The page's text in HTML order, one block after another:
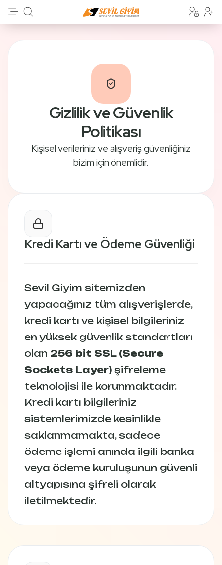
Gizlilik ve Güvenlik
Politikası
Kişisel verileriniz ve alışveriş güvenliğiniz
bizim için önemlidir.
Kredi Kartı ve Ödeme Güvenliği
Sevil Giyim sitemizden
yapacağınız tüm alışverişlerde,
kredi kartı ve kişisel bilgileriniz
en yüksek güvenlik standartları
olan 256 bit SSL (Secure
Sockets Layer) şifreleme
teknolojisi ile korunmaktadır.
Kredi kartı bilgileriniz
sistemlerimizde kesinlikle
saklanmamakta, sadece
ödeme işlemi anında ilgili banka
veya ödeme kuruluşunun güvenli
altyapısına şifreli olarak
iletilmektedir.